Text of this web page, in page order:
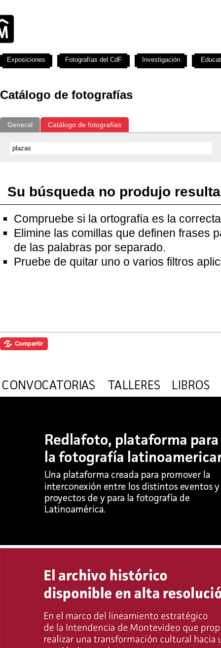
Catálogo de fotografías
General Catálogo de fotografías
Su búsqueda no produjo
Compruebe si la ortografía es la
Elimine las comillas que definen frases
de las palabras por separado.
Pruebe de quitar uno o varios filtros
Exposiciones Fotografías del CdF Investigación